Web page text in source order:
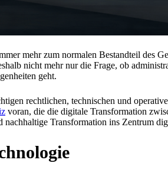
mehr zum normalen Bestandteil des
nicht mehr nur die Frage, ob
geht.
rechtlichen, technischen und
voran, die die digitale Transformation
Transformation ins Zentrum